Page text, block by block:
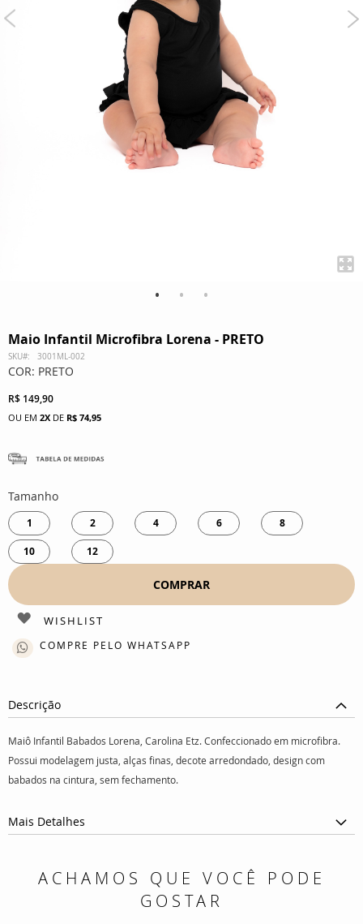
Maio Infantil Microfibra Lorena - PRETO
SKU 3001ML-002
COR: PRETO
R$ 149,90
2X DE R$ 74,95
Tamanho
1 2 4 6 8
10 12
COMPRAR
COMPRE PELO WHATSAPP
Descrição
Maiô Infantil Babados Lorena, Carolina Etz. Confeccionado em microfibra.
Possui modelagem justa, alças finas, decote arredondado, design com
babados na cintura, sem fechamento.
Mais Detalhes
ACHAMOS QUE VOCÊ PODE
GOSTAR
Saltar
para
início
da
imagens